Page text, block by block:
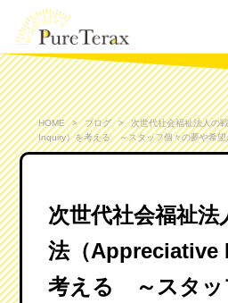
HOME ブログ
次世代社会福祉法人の
Inquiry）を考える ～スタッフ個々の夢や希望
次世代社会福祉法
法（Appreciative
考える ～スタッ